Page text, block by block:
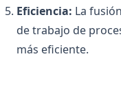
Eficiencia: La
de trabajo de
más eficiente.